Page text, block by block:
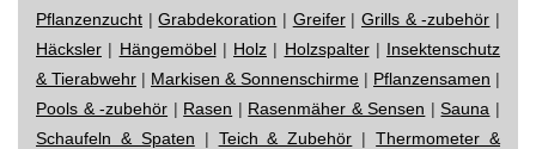
Pflanzenzucht |Grabdekoration | Greifer|Grills & -zubehör |
Häcksler | Hängemöbel| Holz | Holzspalter| Insektenschutz
& Tierabwehr | Markisen & Sonnenschirme | Pflanzensamen |
Pools & -zubehör | Rasen | Rasenmäher & Sensen |Sauna |
Schaufeln & Spaten | Teich & Zubehör |Thermometer &